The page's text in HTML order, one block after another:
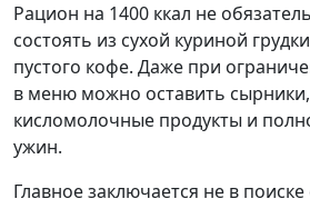
Рацион на 1400 ккал не
состоять из сухой куриной
пустого кофе. Даже при
в меню можно оставить сырники,
кисломолочные продукты и
ужин.
Главное заключается не в